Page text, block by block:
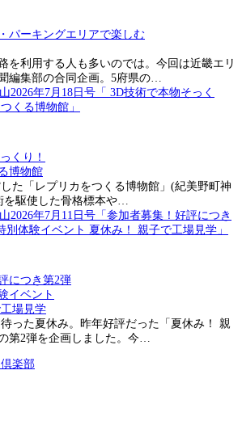
パーキングエリアで楽しむ
を利用する人も多いのでは。今回は近畿エリ
編集部の合同企画。5府県の…
くり！
博物館
た「レプリカをつくる博物館」(紀美野町神
を駆使した骨格標本や…
につき第2弾
イベント
場見学
った夏休み。昨年好評だった「夏休み！ 親
第2弾を企画しました。今…